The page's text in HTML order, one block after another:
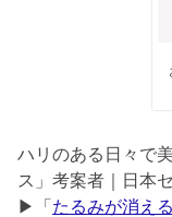
ハリのある日々で
ス」考案者｜日本
▶︎「 たるみが消え